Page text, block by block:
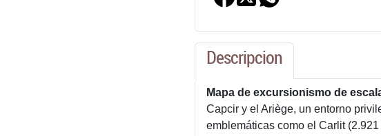
Descripcion
Mapa de excursionismo de
Capcir y el Ariège, un entorno
emblemáticas como el Carlit